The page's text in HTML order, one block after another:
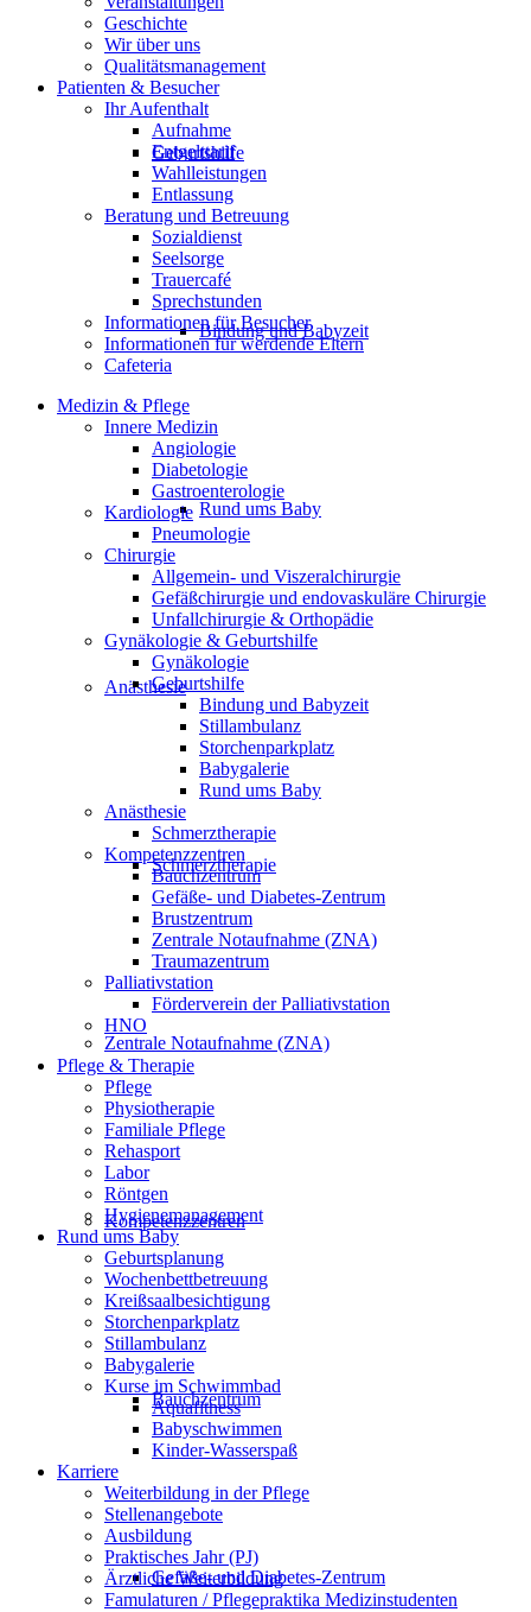
Geburtshilfe
Bindung und Babyzeit
Rund ums Baby
Anästhesie
Schmerztherapie
Zentrale Notaufnahme (ZNA)
Kompetenzzentren
Bauchzentrum
Gefäße- und Diabetes-Zentrum
Geschichte
Wir über uns
Qualitätsmanagement
Patienten & Besucher
Ihr Aufenthalt
Aufnahme
Entgelttarif
Wahlleistungen
Entlassung
Beratung und Betreuung
Sozialdienst
Seelsorge
Trauercafé
Sprechstunden
Informationen für Besucher
Informationen für werdende Eltern
Cafeteria
Medizin & Pflege
Innere Medizin
Angiologie
Diabetologie
Gastroenterologie
Kardiologie
Pneumologie
Chirurgie
Allgemein- und Viszeralchirurgie
Gefäßchirurgie und endovaskuläre Chirurgie
Unfallchirurgie & Orthopädie
Gynäkologie & Geburtshilfe
Gynäkologie
Geburtshilfe
Bindung und Babyzeit
Stillambulanz
Storchenparkplatz
Babygalerie
Rund ums Baby
Anästhesie
Schmerztherapie
Kompetenzzentren
Bauchzentrum
Gefäße- und Diabetes-Zentrum
Brustzentrum
Zentrale Notaufnahme (ZNA)
Traumazentrum
Palliativstation
Förderverein der Palliativstation
HNO
Pflege & Therapie
Pflege
Physiotherapie
Familiale Pflege
Rehasport
Labor
Röntgen
Hygienemanagement
Rund ums Baby
Geburtsplanung
Wochenbettbetreuung
Kreißsaalbesichtigung
Storchenparkplatz
Stillambulanz
Babygalerie
Kurse im Schwimmbad
Aquafitness
Babyschwimmen
Kinder-Wasserspaß
Karriere
Weiterbildung in der Pflege
Stellenangebote
Ausbildung
Praktisches Jahr (PJ)
Ärztliche Weiterbildung
Famulaturen / Pflegepraktika Medizinstudenten